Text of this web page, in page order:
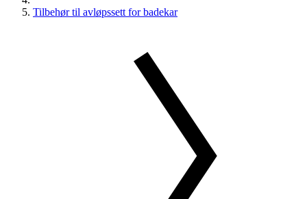
Tilbehør til avløpssett for badekar